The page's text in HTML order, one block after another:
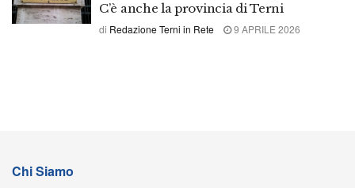
C’è anche la provincia di Terni
di Redazione Terni in Rete 9 APRILE 2026
Chi Siamo